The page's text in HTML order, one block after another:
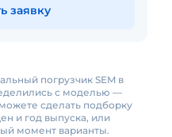
заявку
погрузчик SEM в
с моделью —
сделать подборку
и год выпуска, или
момент варианты.